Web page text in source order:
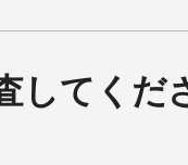
してくだ